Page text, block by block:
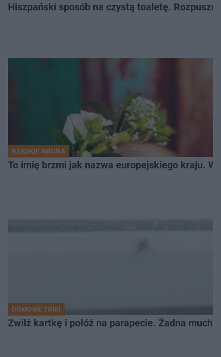
Hiszpański sposób na czystą toaletę.
RZADKIE IMIONA
To imię brzmi jak nazwa europejskiego kraju.
DOMOWE TRIKI
Zwilż kartkę i połóż na parapecie. Żadna